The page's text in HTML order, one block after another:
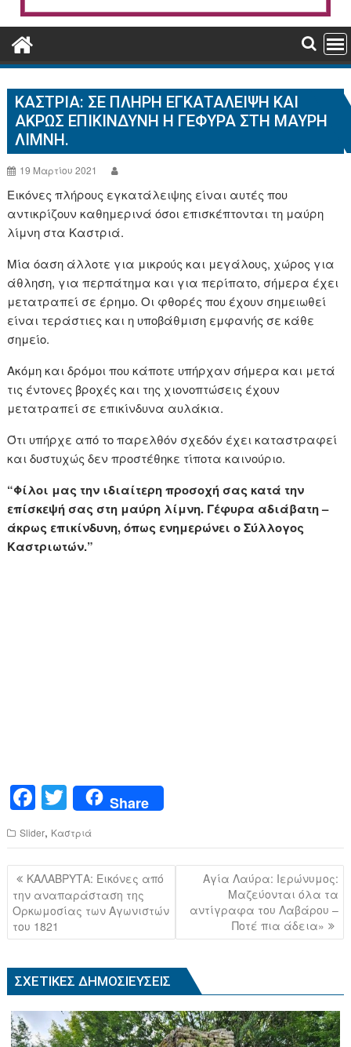
ΚΑΣΤΡΙΑ: ΣΕ ΠΛΉΡΗ ΕΓΚΑΤΆΛΕΙΨΗ ΚΑΙ
ΆΚΡΩΣ ΕΠΙΚΊΝΔΥΝΗ Η ΓΈΦΥΡΑ ΣΤΗ ΜΑΎΡΗ
ΛΊΜΝΗ.
19 Μαρτίου 2021
Εικόνες πλήρους εγκατάλειψης είναι αυτές που
αντικρίζουν καθημερινά όσοι επισκέπτονται τη μαύρη
λίμνη στα Καστριά.
Μία όαση άλλοτε για μικρούς και μεγάλους, χώρος για
άθληση, για περπάτημα και για περίπατο, σήμερα έχει
μετατραπεί σε έρημο. Οι φθορές που έχουν σημειωθεί
είναι τεράστιες και η υποβάθμιση εμφανής σε κάθε
σημείο.
Ακόμη και δρόμοι που κάποτε υπήρχαν σήμερα και μετά
τις έντονες βροχές και της χιονοπτώσεις έχουν
μετατραπεί σε επικίνδυνα αυλάκια.
Ότι υπήρχε από το παρελθόν σχεδόν έχει καταστραφεί
και δυστυχώς δεν προστέθηκε τίποτα καινούριο.
“Φίλοι μας την ιδιαίτερη προσοχή σας κατά την
επίσκεψή σας στη μαύρη λίμνη. Γέφυρα αδιάβατη –
άκρως επικίνδυνη, όπως ενημερώνει ο Σύλλογος
Καστριωτών.”
F
a
c
e
b
o
o
k
T
wi
tt
er
Share
Slider, Καστριά
Πλοήγηση
άρθρων
ΚΑΛΑΒΡΥΤΑ: Εικόνες από
την αναπαράσταση της
Ορκωμοσίας των Αγωνιστών
του 1821
Αγία Λαύρα: Ιερώνυμος:
Μαζεύονται όλα τα
αντίγραφα του Λαβάρου –
Ποτέ πια άδεια»
ΣΧΕΤΙΚΈΣ ΔΗΜΟΣΙΕΎΣΕΙΣ